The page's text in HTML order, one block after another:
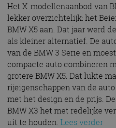
Het X-modellenaanbod van
lekker overzichtelijk: het
BMW X5 aan. Dat jaar werd
als kleiner alternatief. De
van de BMW 3 Serie en
compacte auto combineren
grotere BMW X5. Dat lukte
rijeigenschappen van de
met het design en de prijs.
BMW X3 het met redelijke
uit te houden. Lees verder